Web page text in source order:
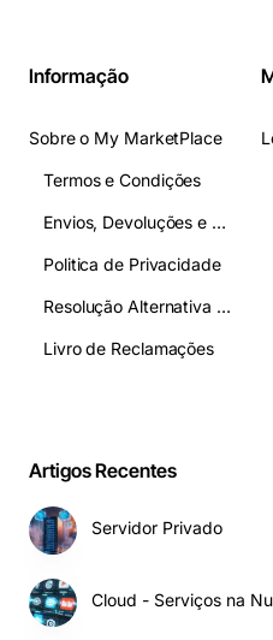
Informação
Sobre o My MarketPlace
Termos e Condições
Envios, Devoluções e Pagamentos
Politica de Privacidade
Resolução Alternativa de Litígios
Livro de Reclamações
Artigos Recentes
Servidor Privado
Cloud - Serviços na